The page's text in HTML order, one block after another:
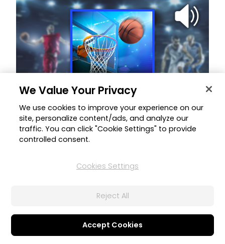
Effets sonores sport
Une sélection de 20 sons provenant d'une variété de sports.
Exclusif pour les utilisateurs de PowerDirector 365 !
We Value Your Privacy
We use cookies to improve your experience on our
site, personalize content/ads, and analyze our
traffic. You can click "Cookie Settings" to provide
controlled consent.
Cookies Settings
Reject All
Accept Cookies